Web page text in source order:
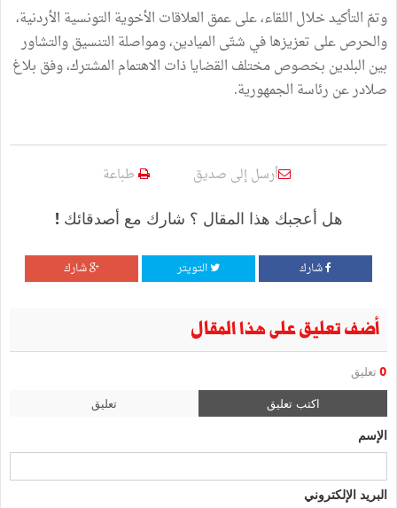
وتمّ التأكيد خلال اللقاء، على عمق العلاقات الأخوية التونسية الأردنية،
والحرص على تعزيزها في شتّى الميادين، ومواصلة التنسيق والتشاور
بين البلدين بخصوص مختلف القضايا ذات الاهتمام المشترك، وفق بلاغ
صلادر عن رئاسة الجمهورية.
أرسل إلى صديق طباعة
هل أعجبك هذا المقال ؟ شارك مع أصدقائك !
شارك التويتر شارك
أضف تعليق على هذا المقال
0 تعليق
اكتب تعليق تعليق
الإسم
البريد الإلكتروني